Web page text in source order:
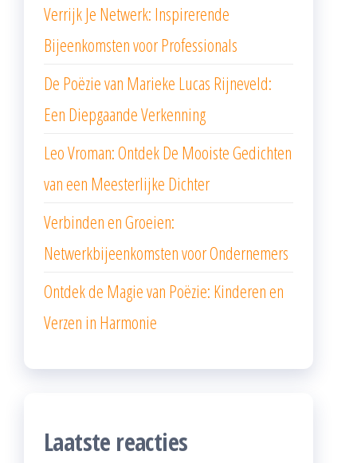
Verrijk Je Netwerk: Inspirerende
Bijeenkomsten voor Professionals
De Poëzie van Marieke Lucas Rijneveld:
Een Diepgaande Verkenning
Leo Vroman: Ontdek De Mooiste Gedichten
van een Meesterlijke Dichter
Verbinden en Groeien:
Netwerkbijeenkomsten voor Ondernemers
Ontdek de Magie van Poëzie: Kinderen en
Verzen in Harmonie
Laatste reacties